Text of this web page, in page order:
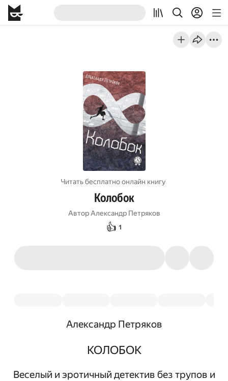
Читать бесплатно онлайн книгу
Колобок
Автор Александр Петряков
👍 1
Александр Петряков
КОЛОБОК
Веселый и эротичный детектив без трупов и